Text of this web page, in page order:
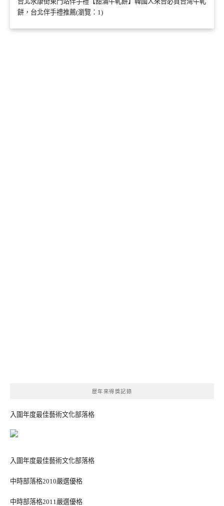
餅，台北伴手禮推薦(瀏覽：1)
歷年來得獎記錄
入圍年度最佳藝術文化部落格
入圍年度最佳藝術文化部落格
中時部落格2010嚴選優格
中時部落格2011嚴選優格